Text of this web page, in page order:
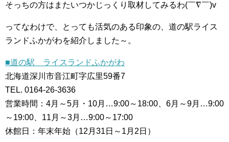
そっちの方はまたいつかじっくり取材してみるわ(￣∇￣)v
ってなわけで、とっても活気のある印象の、道の駅ライス
ランドふかがわを紹介しました～。
■道の駅 ライスランドふかがわ
北海道深川市音江町字広里59番7
TEL. 0164-26-3636
営業時間：4月～5月・10月…9:00～18:00、6月～9月…9:00
～19:00、11月～3月…9:00～17:00
休館日：年末年始（12月31日～1月2日）